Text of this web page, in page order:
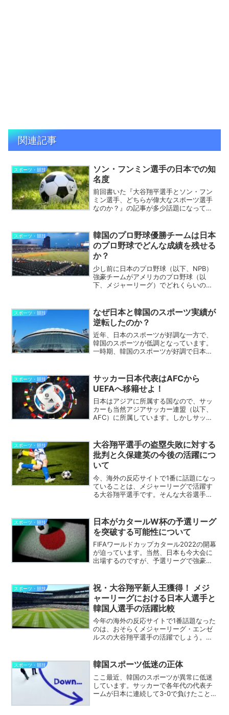
関連記事
スポーツ・競技
ソン・フンミン選手の日本での知
名度
前回書いた『大谷翔平選手とソン・フン
ミン選手、どちらが偉大なスポーツ選手
なのか？』の記事が多少話題になってい
手の知名度がそこまで高くないという話
します。もちろんサッカー...
スポーツ・競技
韓国のプロ野球優勝チームは日本
のプロ野球でどんな成績を残せる
か？
少し前に日本のプロ野球（以下、NPB）
強豪チームがアメリカのプロ野球（以
下、メジャーリーグ）でどれくらいの成
とが議論されていました。それは、韓国
のプロ野球（以下、KBO...
スポーツ・競技
なぜ日本と韓国のスポーツ実績が
逆転したのか？
近年、日本のスポーツが好調な一方で、
韓国のスポーツが低調となっています。
一時期、韓国のスポーツが好調で日本以
られるようになってきました。韓国スポ
ーツの低調については、私...
スポーツ・競技
サッカー日本代表はAFCから
UEFAへ移籍せよ！
日本はアジアに所属する国なので、サッ
カーも当然アジアサッカー連盟（以下、
AFC）に所属しています。しかしサッカ
アがAFCに所属していたり、アジアの国
であるトルコがヨーロ...
スポーツ・競技
大谷翔平選手の盗塁失敗に対する
批判と久保建英の今後の活躍につ
いて
今、海外の反応サイトで1番に話題になっ
ていることは、メジャーリーグで活躍す
る大谷翔平選手です。そんな大谷選手が
トなりました。このプレーが自己中心的
の無謀なプレーではない...
スポーツ・競技
日本がカタールW杯の予選リーグ
を突破する可能性について
FIFAワールドカップカタール2022の開幕
が迫っています。当然、日本も今大会に
出場するのですが、予選リーグで強豪の
が厳しい状況なっていることは周知の事
実です。しかし...
スポーツ・競技
祝・大谷翔平新人王獲得！ メジ
ャーリーグにおける日本人選手と
韓国人選手の活躍比較
今年の海外の反応サイトで1番話題なった
のは、おそらくメジャーリーグ・エンゼ
ルスの大谷翔平選手の活躍でしょう。大
トをまとめるアンテナサイトで『大谷翔
平』の名前ズラリと並...
スポーツ・競技 韓国スポーツ低迷の正体
ここ最近、韓国のスポーツが異常に低迷
しています。サッカーで各年代の代表チ
ームが日本に連続して3-0で負けたこと